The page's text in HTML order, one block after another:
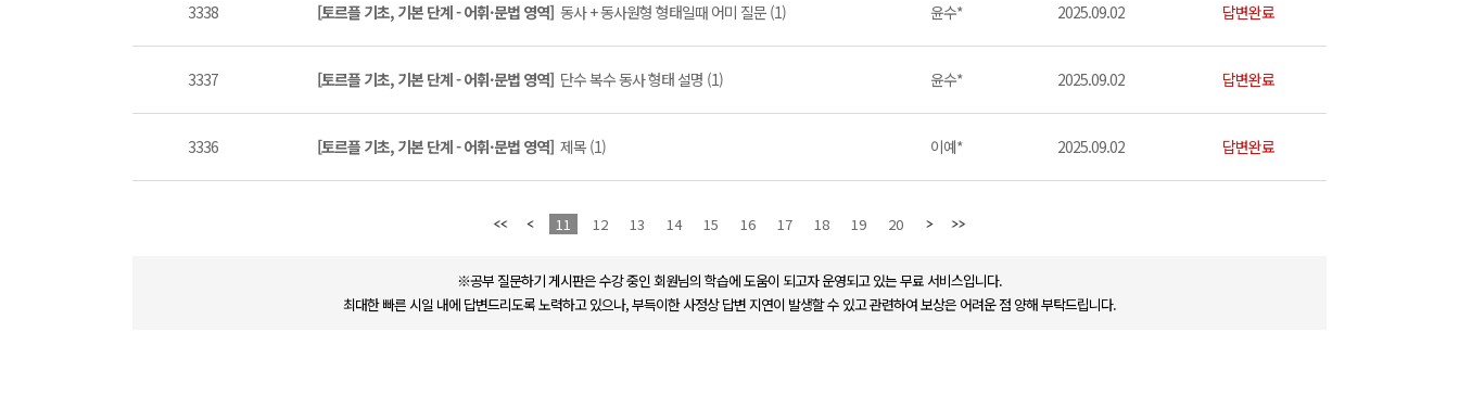
3338 [토르플 기초, 기본 단계 - 어휘·문법 영역] 동사 + 동사원형 형태일때 어미 질문 (1) 윤수* 2025.09.02 답변완료
3337 [토르플 기초, 기본 단계 - 어휘·문법 영역] 단수 복수 동사 형태 설명 (1) 윤수* 2025.09.02 답변완료
3336 [토르플 기초, 기본 단계 - 어휘·문법 영역] 제목 (1) 이예* 2025.09.02 답변완료
11 12 13 14 15 16 17 18 19 20
※공부 질문하기 게시판은 수강 중인 회원님의 학습에 도움이 되고자 운영되고 있는 무료 서비스입니다.
최대한 빠른 시일 내에 답변드리도록 노력하고 있으나, 부득이한 사정상 답변 지연이 발생할 수 있고 관련하여 보상은 어려운 점 양해 부탁드립니다.